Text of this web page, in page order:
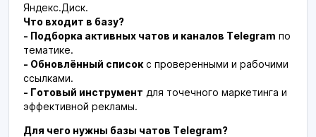
Яндекс.Диск.
Что входит в базу?
- Подборка активных чатов и каналов Telegram по
тематике.
- Обновлённый список с проверенными и рабочими
ссылками.
- Готовый инструмент для точечного маркетинга и
эффективной рекламы.
Для чего нужны базы чатов Telegram?